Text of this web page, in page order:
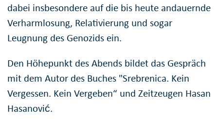
dabei insbesondere auf die bis heute andauernde
Verharmlosung, Relativierung und sogar
Leugnung des Genozids ein.
Den Höhepunkt des Abends bildet das Gespräch
mit dem Autor des Buches "Srebrenica. Kein
Vergessen. Kein Vergeben“ und Zeitzeugen Hasan
Hasanović.